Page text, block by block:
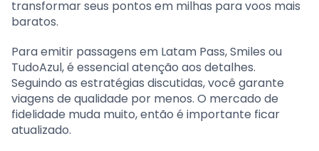
transformar seus pontos em milhas para voos mais
baratos.
Para emitir passagens em Latam Pass, Smiles ou
TudoAzul, é essencial atenção aos detalhes.
Seguindo as estratégias discutidas, você garante
viagens de qualidade por menos. O mercado de
fidelidade muda muito, então é importante ficar
atualizado.